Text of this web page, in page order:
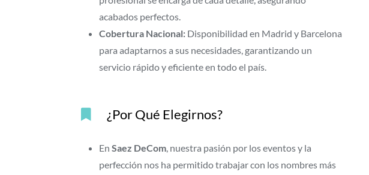
acabados perfectos.
Cobertura Nacional:Disponibilidad en Madrid y Barcelona
para adaptarnos a sus necesidades, garantizando un
servicio rápido y eficiente en todo el país.
¿Por Qué Elegirnos?
En Saez DeCom, nuestra pasión por los eventos y la
perfección nos ha permitido trabajar con los nombres más